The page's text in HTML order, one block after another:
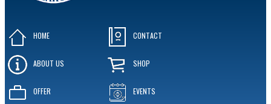
HOME
ABOUT US
OFFER
CONTACT
SHOP
EVENTS